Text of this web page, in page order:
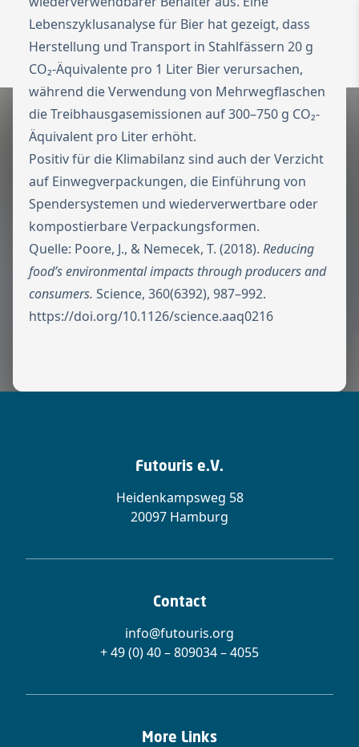
To the homepage
Wechseln zu
Lebenszyklusanalyse für Bier hat gezeigt, dass
Herstellung und Transport in Stahlfässern 20 g
CO₂-Äquivalente pro 1 Liter Bier verursachen,
während die Verwendung von Mehrwegflaschen
die Treibhausgasemissionen auf 300–750 g CO₂-
Äquivalent pro Liter erhöht.
Positiv für die Klimabilanz sind auch der Verzicht
auf Einwegverpackungen, die Einführung von
Spendersystemen und wiederverwertbare oder
kompostierbare Verpackungsformen.
Quelle: Poore, J., & Nemecek, T. (2018). Reducing
food’s environmental impacts through producers and
consumers. Science, 360(6392), 987–992.
https://doi.org/10.1126/science.aaq0216
Futouris e.V.
Heidenkampsweg 58
20097 Hamburg
Contact
info@futouris.org
+ 49 (0) 40 – 809034 – 4055
More Links